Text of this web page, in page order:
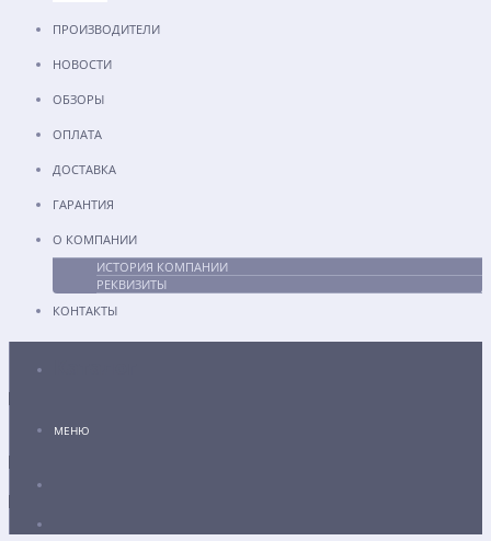
ПРОИЗВОДИТЕЛИ
НОВОСТИ
ОБЗОРЫ
ОПЛАТА
ДОСТАВКА
ГАРАНТИЯ
О КОМПАНИИ
ИСТОРИЯ КОМПАНИИ
РЕКВИЗИТЫ
КОНТАКТЫ
МЕНЮ